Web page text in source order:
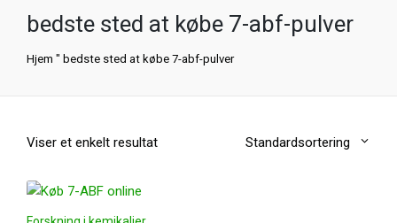
bedste sted at købe 7-abf-pulver
Hjem " bedste sted at købe 7-abf-pulver
Viser et enkelt resultat Standardsortering